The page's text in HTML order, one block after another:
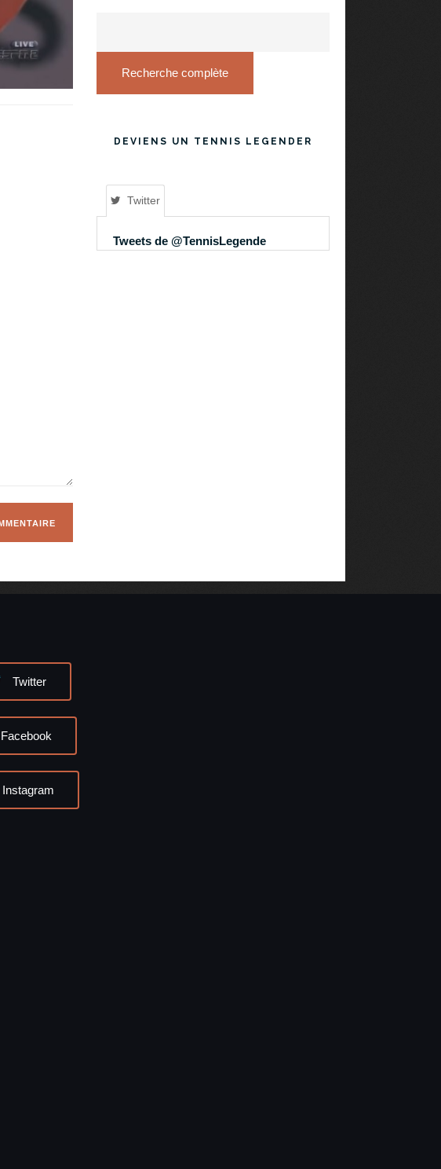
Recherche complète
DEVIENS UN TENNIS LEGENDER
Twitter
Tweets de @TennisLegende
Twitter
Facebook
Instagram